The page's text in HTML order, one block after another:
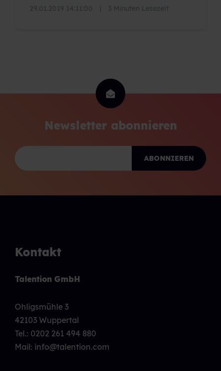
Newsletter abonnieren
Kontakt
Talention GmbH
Ohligsmühle 3
42103 Wuppertal
Tel.: 0202 261 494 880
Mail: info@talention.com